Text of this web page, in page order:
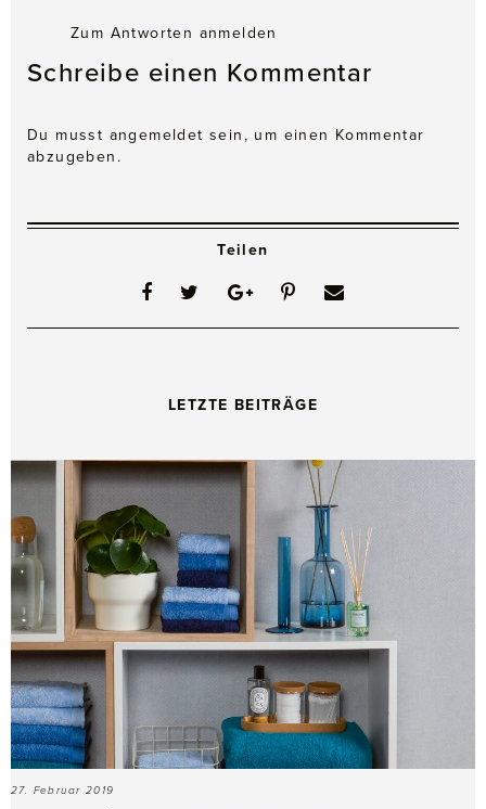
Zum Antworten anmelden
Schreibe einen Kommentar
Du musst angemeldet sein, um einen Kommentar
abzugeben.
Teilen
LETZTE BEITRÄGE
27. Februar 2019